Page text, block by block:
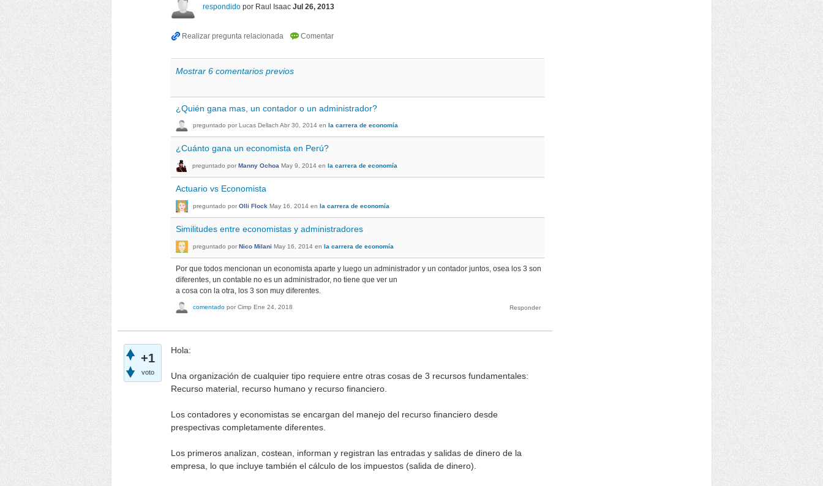
respondido por Raul Isaac Jul 26, 2013
Mostrar 6 comentarios previos
¿Quién gana mas, un contador o un administrador?
preguntado por Lucas Dellach Abr 30, 2014 en la carrera de economía
¿Cuánto gana un economista en Perú?
preguntado por Manny Ochoa May 9, 2014 en la carrera de economía
Actuario vs Economista
preguntado por Olli Flock May 16, 2014 en la carrera de economía
Similitudes entre economistas y administradores
preguntado por Nico Milani May 16, 2014 en la carrera de economía
Por que todos mencionan un economista aparte y luego un administrador y un contador juntos, osea los 3 son
diferentes, un contable no es un administrador, no tiene que ver un
a cosa con la otra, los 3 son muy diferentes.
comentado por Cimp Ene 24, 2018
+1
voto
Hola:
Una organización de cualquier tipo requiere entre otras cosas de 3 recursos fundamentales:
Recurso material, recurso humano y recurso financiero.
Los contadores y economistas se encargan del manejo del recurso financiero desde
prespectivas completamente diferentes.
Los primeros analizan, costean, informan y registran las entradas y salidas de dinero de la
empresa, lo que incluye también el cálculo de los impuestos (salida de dinero).